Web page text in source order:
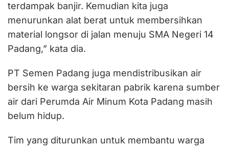
terdampak banjir. Kemudian kita juga
menurunkan alat berat untuk membersihkan
material longsor di jalan menuju SMA Negeri 14
Padang,” kata dia.
PT Semen Padang juga mendistribusikan air
bersih ke warga sekitaran pabrik karena sumber
air dari Perumda Air Minum Kota Padang masih
belum hidup.
Tim yang diturunkan untuk membantu warga